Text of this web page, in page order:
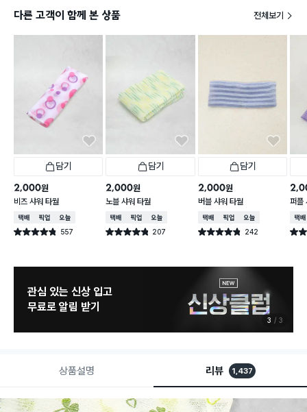
다른 고객이 함께 본 상품 전체보기
담기
2,000원
비즈 샤워 타월
택배배송매장픽업오늘배송
별점 4.8점 557
건 작성
담기
2,000원
노블 샤워 타월
택배배송매장픽업오늘배송
별점 4.8점 207
건 작성
담기
2,000원
버블 샤워 타월
택배배송매장픽업오늘배송
별점 4.8점 242
건 작성
퍼플
택배
별점
관심 있는 신상 입고
무료로 알림 받기
3 3
상품설명 리뷰 1,437